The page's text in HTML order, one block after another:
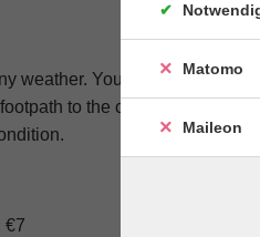
weather. You will be walking
to the cathedral hill has
€7
Matomo
Maileon